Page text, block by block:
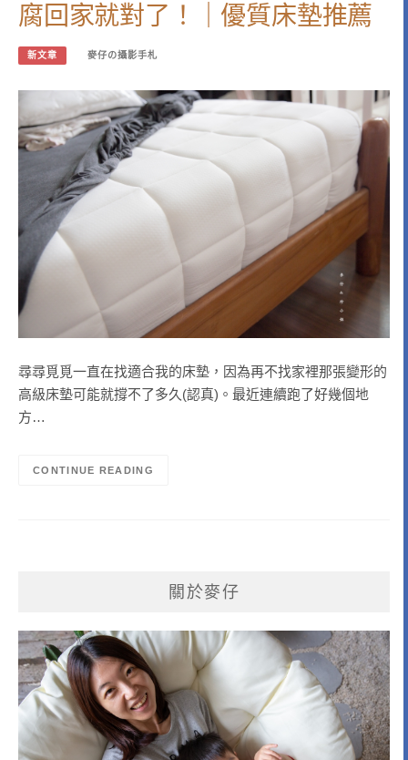
腐回家就對了！｜優質床墊推薦
新文章 麥仔の攝影手札
尋尋覓覓一直在找適合我的床墊，因為再不找家裡那張變形的
高級床墊可能就撐不了多久(認真)。最近連續跑了好幾個地
方…
CONTINUE READING
關於麥仔